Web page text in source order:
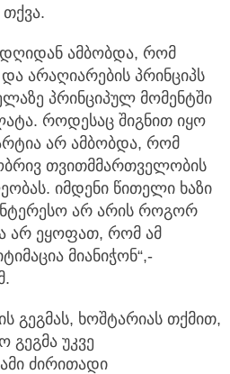
დღიდან ამბობდა, რომ
არაღიარების პრინციპს
პრინციპულ მომენტში
როდესაც შიგნით იყო
არ ამბობდა, რომ
თვითმმართველობის
იმდენი წითელი ხაზი
არ არის როგორ
არ ეყოფათ, რომ ამ
მიანიჭონ“,-
გეგმას, ხოშტარიას თქმით,
გეგმა უკვე
ძირითადი